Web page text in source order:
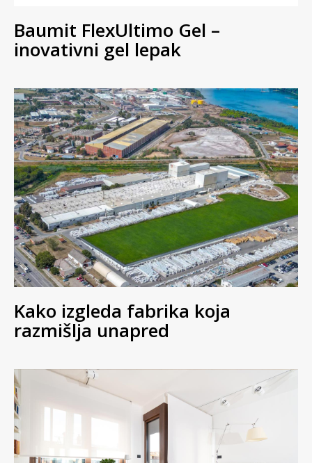
Baumit FlexUltimo Gel –
inovativni gel lepak
Kako izgleda fabrika koja
razmišlja unapred